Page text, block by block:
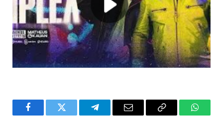
FacebookTwitter TelegramEmail
Copy